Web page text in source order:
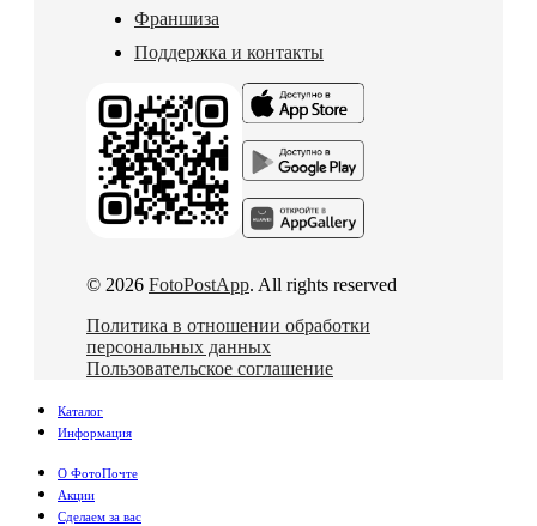
Франшиза
Поддержка и контакты
© 2026 FotoPostApp. All rights reserved
Политика в отношении обработки
персональных данных
Пользовательское соглашение
Каталог
Информация
О ФотоПочте
Акции
Сделаем за вас